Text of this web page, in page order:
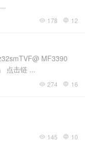
 178  12
MF3390
点击链 ...
 274  16
 145  10